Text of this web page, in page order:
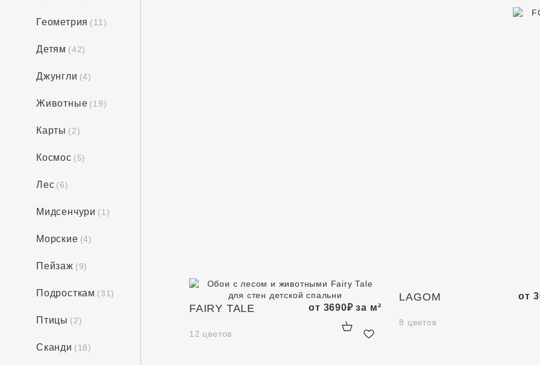
Геометрия (11)
Детям (42)
Джунгли (4)
Животные (19)
Карты (2)
Космос (5)
Лес (6)
Мидсенчури (1)
Морские (4)
Пейзаж (9)
Подросткам (31)
Птицы (2)
Сканди (18)
FAIRY TALE
12 цветов
от 3690₽за м²
LAGOM
8 цветов
от